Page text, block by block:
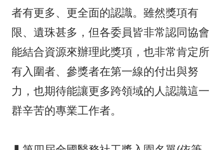
者有更多、更全面的認識。雖然獎項有
限、遺珠甚多，但各委員皆非常認同協會
能結合資源來辦理此獎項，也非常肯定所
有入圍者、參獎者在第一線的付出與努
力，也期待能讓更多跨領域的人認識這一
群辛苦的專業工作者。